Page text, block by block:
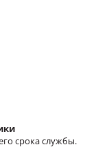
срока службы.